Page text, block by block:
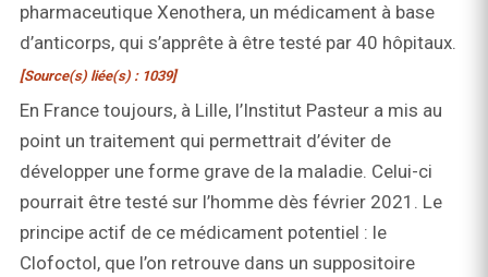
pharmaceutique Xenothera, un médicament à base
d’anticorps, qui s’apprête à être testé par 40 hôpitaux.
[Source(s) liée(s) : 1039]
En France toujours, à Lille, l’Institut Pasteur a mis au
point un traitement qui permettrait d’éviter de
développer une forme grave de la maladie. Celui-ci
pourrait être testé sur l’homme dès février 2021. Le
principe actif de ce médicament potentiel : le
Clofoctol, que l’on retrouve dans un suppositoire